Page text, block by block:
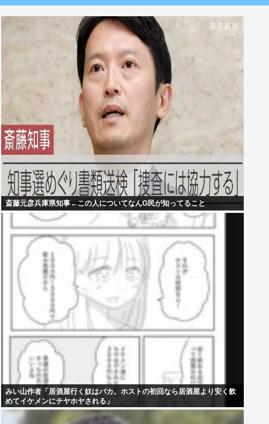
斎藤元彦兵庫県知事←この人についてなんG民が知ってること
みい山作者「居酒屋行く奴はバカ。ホストの初回なら居酒屋より安く飲
めてイケメンにチヤホヤされる」